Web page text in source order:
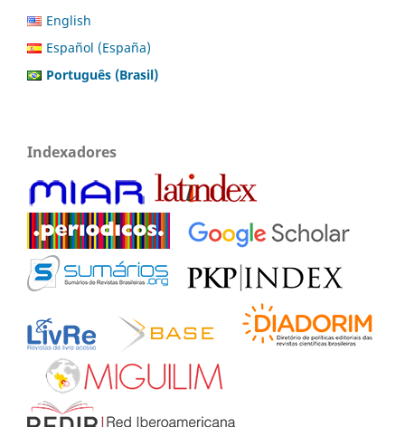
English
Español (España)
Português (Brasil)
Indexadores